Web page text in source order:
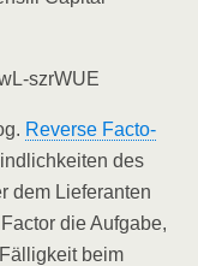
szrWUE
Rever­se Fac­to­
des
dem Lie­fe­ran­ten
die Auf­ga­be,
beim